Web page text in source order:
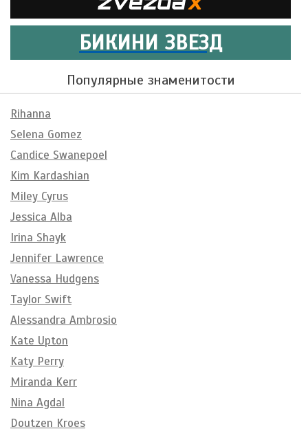
БИКИНИ ЗВЕЗД
Популярные знаменитости
Rihanna
Selena Gomez
Candice Swanepoel
Kim Kardashian
Miley Cyrus
Jessica Alba
Irina Shayk
Jennifer Lawrence
Vanessa Hudgens
Taylor Swift
Alessandra Ambrosio
Kate Upton
Katy Perry
Miranda Kerr
Nina Agdal
Doutzen Kroes